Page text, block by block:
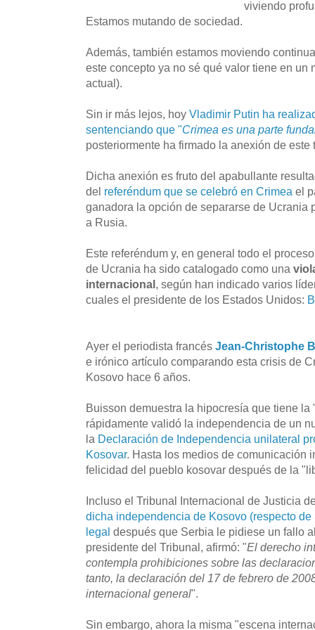
viviendo
Estamos mutando de sociedad.
Además, también estamos moviendo
este concepto ya no sé qué valor tiene en un
actual).
Sin ir más lejos, hoy Vladimir Putin ha
sentenciando que "Crimea es una parte
posteriormente ha firmado la anexión de este
Dicha anexión es fruto del apabullante
del referéndum que se celebró en Crimea el
ganadora la opción de separarse de Ucrania
a Rusia.
Este referéndum y, en general todo el
de Ucrania ha sido catalogado como una
internacional, según han indicado varios
cuales el presidente de los Estados Unidos:
Ayer el periodista francés Jean-Christophe
e irónico artículo comparando esta crisis de
Kosovo hace 6 años.
Buisson demuestra la hipocresía que tiene
rápidamente validó la independencia de un
la Declaración de Independencia unilateral
Kosovar. Hasta los medios de comunicación
felicidad del pueblo kosovar después de la
Incluso el Tribunal Internacional de Justicia
dicha independencia de Kosovo (respecto
legal después que Serbia le pidiese un fallo
presidente del Tribunal, afirmó: "El derecho
contempla prohibiciones sobre las
tanto, la declaración del 17 de febrero de
internacional general".
Sin embargo, ahora la misma "escena